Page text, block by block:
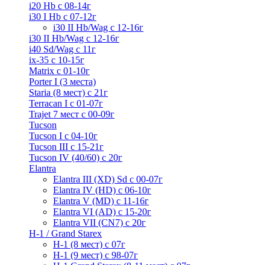
i20 Hb с 08-14г
i30 I Hb с 07-12г
i30 II Hb/Wag с 12-16г
i30 II Hb/Wag с 12-16г
i40 Sd/Wag с 11г
ix-35 с 10-15г
Matrix с 01-10г
Porter I (3 места)
Staria (8 мест) c 21г
Terracan I c 01-07г
Trajet 7 мест с 00-09г
Tucson
Tucson I c 04-10г
Tucson III с 15-21г
Tucson IV (40/60) с 20г
Elantra
Elantra III (XD) Sd c 00-07г
Elantra IV (HD) с 06-10г
Elantra V (MD) c 11-16г
Elantra VI (AD) с 15-20г
Elantra VII (CN7) с 20г
H-1 / Grand Starex
H-1 (8 мест) c 07г
H-1 (9 мест) c 98-07г